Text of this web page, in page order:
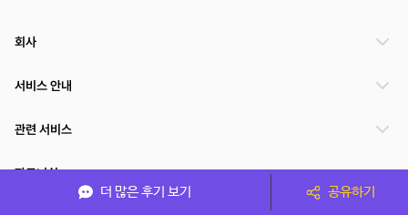
더 많은 후기 보기 공유하기
회사
서비스 안내
관련 서비스
파트너쉽